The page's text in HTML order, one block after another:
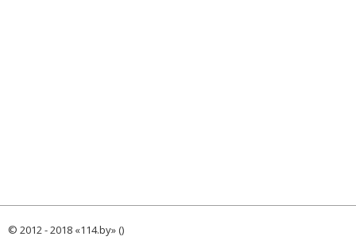
© 2012 - 2018 «114.by» ()